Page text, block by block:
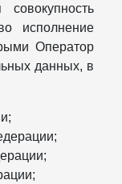
исполнение
Оператор
данных, в